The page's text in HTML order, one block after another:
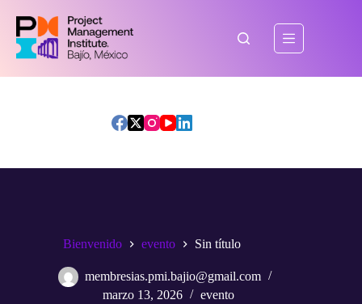
contenido
Bienvenido evento Sin título
membresias.pmi.bajio@gmail.com
marzo 13, 2026
evento